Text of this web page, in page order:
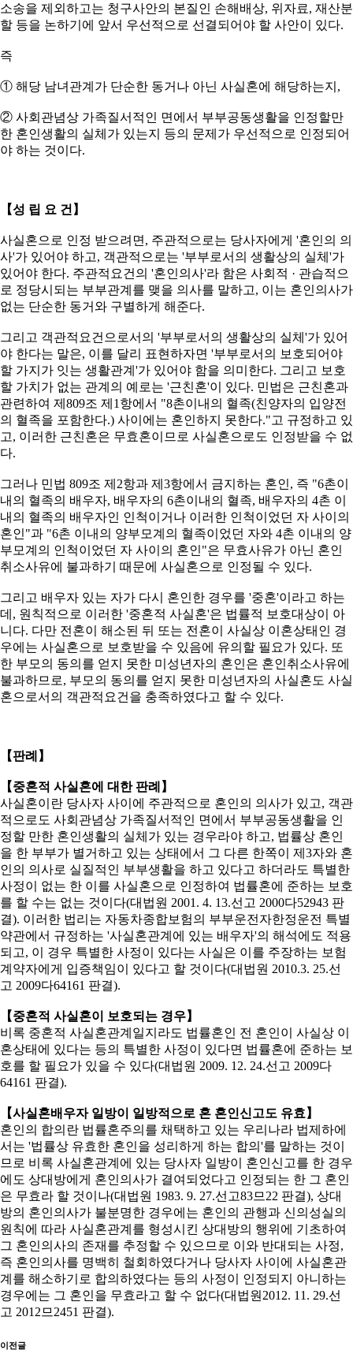
소송을 제외하고는 청구사안의 본질인 손해배상, 위자료, 재산분
할 등을 논하기에 앞서 우선적으로 선결되어야 할 사안이 있다.
즉
① 해당 남녀관계가 단순한 동거나 아닌 사실혼에 해당하는지,
② 사회관념상 가족질서적인 면에서 부부공동생활을 인정할만
한 혼인생활의 실체가 있는지 등의 문제가 우선적으로 인정되어
야 하는 것이다.
【성 립 요 건】
사실혼으로 인정 받으려면, 주관적으로는 당사자에게 '혼인의 의
사'가 있어야 하고, 객관적으로는 '부부로서의 생활상의 실체'가
있어야 한다. 주관적요건의 '혼인의사'라 함은 사회적 · 관습적으
로 정당시되는 부부관계를 맺을 의사를 말하고, 이는 혼인의사가
없는 단순한 동거와 구별하게 해준다.
그리고 객관적요건으로서의 '부부로서의 생활상의 실체'가 있어
야 한다는 말은, 이를 달리 표현하자면 '부부로서의 보호되어야
할 가지가 잇는 생활관계'가 있어야 함을 의미한다. 그리고 보호
할 가치가 없는 관계의 예로는 '근친혼'이 있다. 민법은 근친혼과
관련하여 제809조 제1항에서 "8촌이내의 혈족(친양자의 입양전
의 혈족을 포함한다.) 사이에는 혼인하지 못한다."고 규정하고 있
고, 이러한 근친혼은 무효혼이므로 사실혼으로도 인정받을 수 없
다.
그러나 민법 809조 제2항과 제3항에서 금지하는 혼인, 즉 "6촌이
내의 혈족의 배우자, 배우자의 6촌이내의 혈족, 배우자의 4촌 이
내의 혈족의 배우자인 인척이거나 이러한 인척이었던 자 사이의
혼인"과 "6촌 이내의 양부모계의 혈족이었던 자와 4촌 이내의 양
부모계의 인척이었던 자 사이의 혼인"은 무효사유가 아닌 혼인
취소사유에 불과하기 때문에 사실혼으로 인정될 수 있다.
그리고 배우자 있는 자가 다시 혼인한 경우를 '중혼'이라고 하는
데, 원칙적으로 이러한 '중혼적 사실혼'은 법률적 보호대상이 아
니다. 다만 전혼이 해소된 뒤 또는 전혼이 사실상 이혼상태인 경
우에는 사실혼으로 보호받을 수 있음에 유의할 필요가 있다. 또
한 부모의 동의를 얻지 못한 미성년자의 혼인은 혼인취소사유에
불과하므로, 부모의 동의를 얻지 못한 미성년자의 사실혼도 사실
혼으로서의 객관적요건을 충족하였다고 할 수 있다.
【판례】
【중혼적 사실혼에 대한 판례】
사실혼이란 당사자 사이에 주관적으로 혼인의 의사가 있고, 객관
적으로도 사회관념상 가족질서적인 면에서 부부공동생활을 인
정할 만한 혼인생활의 실체가 있는 경우라야 하고, 법률상 혼인
을 한 부부가 별거하고 있는 상태에서 그 다른 한쪽이 제3자와 혼
인의 의사로 실질적인 부부생활을 하고 있다고 하더라도 특별한
사정이 없는 한 이를 사실혼으로 인정하여 법률혼에 준하는 보호
를 할 수는 없는 것이다(대법원 2001. 4. 13.선고 2000다52943 판
결). 이러한 법리는 자동차종합보험의 부부운전자한정운전 특별
약관에서 규정하는 '사실혼관계에 있는 배우자'의 해석에도 적용
되고, 이 경우 특별한 사정이 있다는 사실은 이를 주장하는 보험
계약자에게 입증책임이 있다고 할 것이다(대법원 2010.3. 25.선
고 2009다64161 판결).
【중혼적 사실혼이 보호되는 경우】
비록 중혼적 사실혼관계일지라도 법률혼인 전 혼인이 사실상 이
혼상태에 있다는 등의 특별한 사정이 있다면 법률혼에 준하는 보
호를 할 필요가 있을 수 있다(대법원 2009. 12. 24.선고 2009다
64161 판결).
【사실혼배우자 일방이 일방적으로 혼 혼인신고도 유효】
혼인의 합의란 법률혼주의를 채택하고 있는 우리나라 법제하에
서는 '법률상 유효한 혼인을 성리하게 하는 합의'를 말하는 것이
므로 비록 사실혼관계에 있는 당사자 일방이 혼인신고를 한 경우
에도 상대방에게 혼인의사가 결여되었다고 인정되는 한 그 혼인
은 무효라 할 것이나(대법원 1983. 9. 27.선고83므22 판결), 상대
방의 혼인의사가 불분명한 경우에는 혼인의 관행과 신의성실의
원칙에 따라 사실혼관계를 형성시킨 상대방의 행위에 기초하여
그 혼인의사의 존재를 추정할 수 있으므로 이와 반대되는 사정,
즉 혼인의사를 명백히 철회하였다거나 당사자 사이에 사실혼관
계를 해소하기로 합의하였다는 등의 사정이 인정되지 아니하는
경우에는 그 혼인을 무효라고 할 수 없다(대법원2012. 11. 29.선
고 2012므2451 판결).
이전글